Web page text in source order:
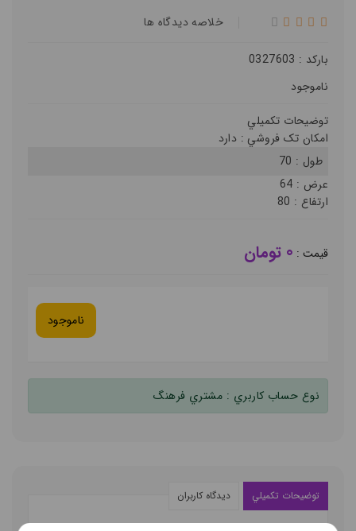
خلاصه ديدگاه ها
بارکد : 0327603
ناموجود
توضيحات تکميلي
امکان تک فروشي : دارد
طول :
عرض :
ارتفاع :
قيمت : 0 تومان
ناموجود
نوع حساب کاربري : مشتري فرهنگ
توضيحات تکميلي ديدگاه کاربران